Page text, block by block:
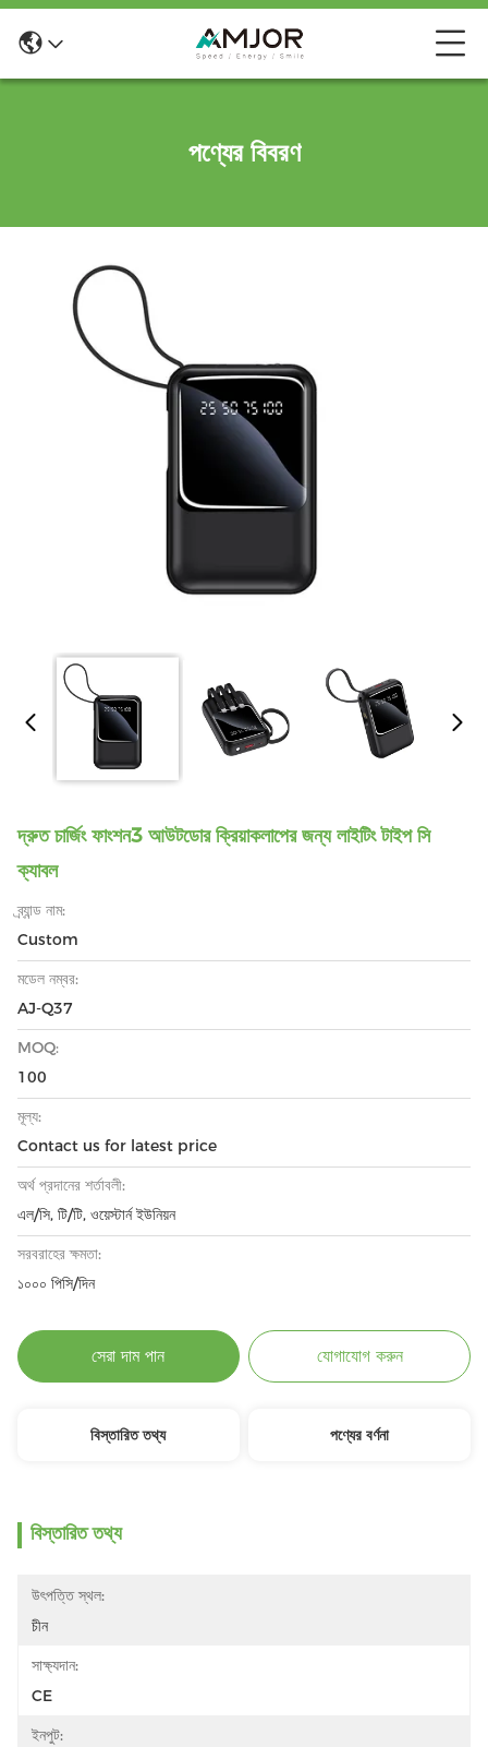
পণ্যের বিবরণ
দ্রুত চার্জিং ফাংশন3 আউটডোর ক্রিয়াকলাপের জন্য লাইটিং টাইপ সি
ক্যাবল
ব্র্যান্ড নাম:
Custom
মডেল নম্বর:
AJ-Q37
MOQ:
100
মূল্য:
Contact us for latest price
অর্থ প্রদানের শর্তাবলী:
এল/সি, টি/টি, ওয়েস্টার্ন ইউনিয়ন
সরবরাহের ক্ষমতা:
১০০০ পিসি/দিন
সেরা দাম পান যোগাযোগ করুন
বিস্তারিত তথ্য পণ্যের বর্ণনা
বিস্তারিত তথ্য
উৎপত্তি স্থল:
চীন
সাক্ষ্যদান:
CE
ইনপুট: